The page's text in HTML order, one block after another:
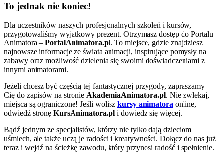
To jednak nie koniec!
Dla uczestników naszych profesjonalnych szkoleń i kursów,
przygotowaliśmy wyjątkowy prezent. Otrzymasz dostęp do Portalu
Animatora – PortalAnimatora.pl. To miejsce, gdzie znajdziesz
najnowsze informacje ze świata animacji, inspirujące pomysły na
zabawy oraz możliwość dzielenia się swoimi doświadczeniami z
innymi animatorami.
Jeżeli chcesz być częścią tej fantastycznej przygody, zapraszamy
Cię do zapisów na stronie AkademiaAnimatora.pl. Nie zwlekaj,
miejsca są ograniczone! Jeśli wolisz kursy animatora online,
odwiedź stronę KursAnimatora.pl i dowiedz się więcej.
Bądź jednym ze specjalistów, którzy nie tylko dają dzieciom
uśmiech, ale także uczą je radości i kreatywności. Dołącz do nas już
teraz i wejdź na ścieżkę zawodu, który przynosi radość i spełnienie.